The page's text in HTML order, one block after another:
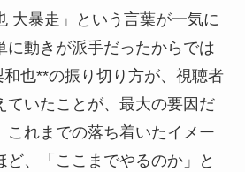
大暴走」という言葉が一気に
に動きが派手だったからでは
也**の振り切り方が、視聴者
ていたことが、最大の要因だ
これまでの落ち着いたイメー
ど、「ここまでやるのか」と